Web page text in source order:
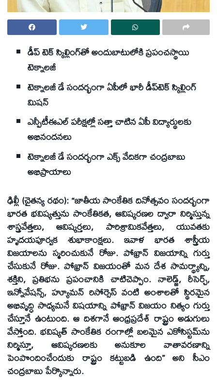
డీప్ టెక్ స్కిల్లింగ్‌తో అందుబాటులోకి ప్రపంచస్థాయి
టెక్నాలజీ
టెక్నాలజీ డే సందర్భంగా ఏపీలో భారీ డీప్‌టెక్ స్కిల్లింగ్
మిషన్
ఎన్పీటీఈఎల్ పరీక్షల్లో సత్తా చాటిన ఏపీ విద్యార్థులకు
అభినందనలు
టెక్నాలజీ డే సందర్భంగా ఎక్స్ వేదికగా చంద్రబాబు
అభిప్రాయాలు
ఢిల్లీ (చైతన్య రథం): “జాతీయ సాంకేతిక దినోత్సవం సందర్భంగా
భారత భవిష్యత్తును సాంకేతికత, ఆవిష్కరణల ద్వారా నిర్మిస్తున్న
శాస్త్రవేత్తలు, ఆవిష్కర్తలు, పారిశ్రామికవేత్తలు, యువతకు
హృదయపూర్వక శుభాకాంక్షలు. ఇవాళ భారత శాస్త్రీయ
విజయాలను స్మరించుకునే రోజు. పోఖ్రాన్ విజయాన్ని గుర్తు
చేసుకునే రోజు. పోఖ్రాన్ విజయంతో మన దేశ సామర్థ్యాన్ని,
శక్తిని, ప్రతిభను ప్రపంచానికి చాటిచెప్పాం. నాలెడ్జ్, రీసెర్చ్,
ఇన్నోవేషన్స్, హ్యూమన్ రిసోర్సెస్ వంటి అంశాలతో స్థిరమైన
అభివృద్ధి సాధ్యమనే విషయాన్ని పోఖ్రాన్ విజయం నిత్యం గుర్తు
చేస్తూనే ఉంటుంది. ఆ దిశగానే ఆంధ్రప్రదేశ్ రాష్ట్రం అడుగులు
వేస్తోంది. భవిష్యత్ సాంకేతిక రంగాల్లో బలమైన ఎకోసిస్టమ్‌ను
నిర్మిస్తూ, ఆవిష్కరణలకు అనుకూల వాతావరణాన్ని
పెంపొందించేందుకు రాష్ట్రం కట్టుబడి ఉంది” అని సీఎం
చంద్రబాబు పేర్కొన్నారు.